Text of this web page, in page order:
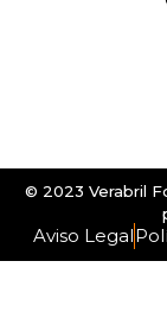
Aviso Legal
© 2023 Verabril